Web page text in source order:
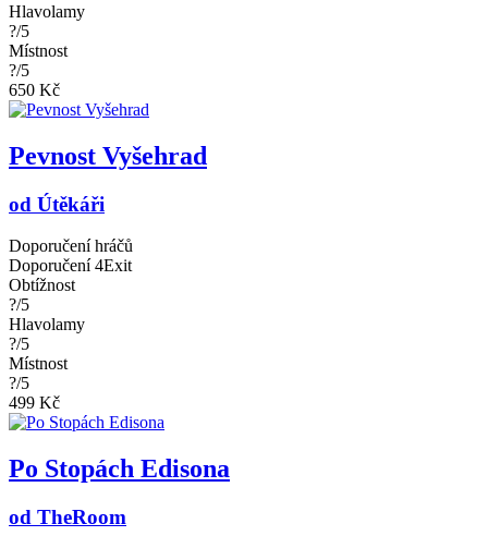
Hlavolamy
?/5
Místnost
?/5
650 Kč
Pevnost Vyšehrad
od Útěkáři
Doporučení hráčů
Doporučení 4Exit
Obtížnost
?/5
Hlavolamy
?/5
Místnost
?/5
499 Kč
Po Stopách Edisona
od TheRoom